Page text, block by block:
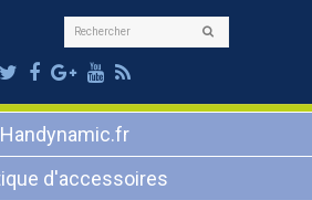
Rechercher
Twitter
Facebook
Google
Plus
Youtube
RSS
Handynamic.fr
d'accessoires